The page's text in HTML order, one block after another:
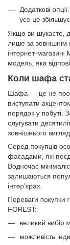
Додаткові
усе це
Якщо ви шукаєте,
лише за
інтернет-
модель, яка
Коли шафа
Шафа — це не
виступати
порядок у побуті.
слугувати
зовнішнього
Серед покупців
фасадами, які
Водночас
залишаються
інтер’єрах.
Переваги покупки
FOREST:
великий
можливість